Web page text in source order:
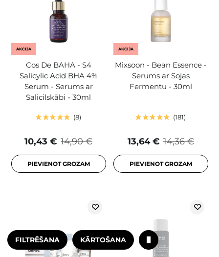
AKCIJA
Cos De BAHA - S4
Salicylic Acid BHA 4%
Serum - Serums ar
Salicilskābi - 30ml
8
14,90 €
10,43 €
PIEVIENOT GROZAM
AKCIJA
Mixsoon - Bean Essence -
Serums ar Sojas
Fermentu - 30ml
181
14,36 €
13,64 €
PIEVIENOT GROZAM
FILTRĒŠANA KĀRTOŠANA